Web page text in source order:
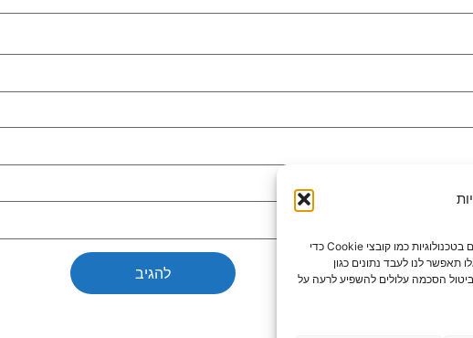
כדי לספק את חוויות המשתמש הטובות ביותר, אנו משתמשים בטכנולוגיות כמו קובצי Cookie כדי
תאפשר לנו לעבד נתונים כגון
הסכמה עלולים להשפיע לרעה על